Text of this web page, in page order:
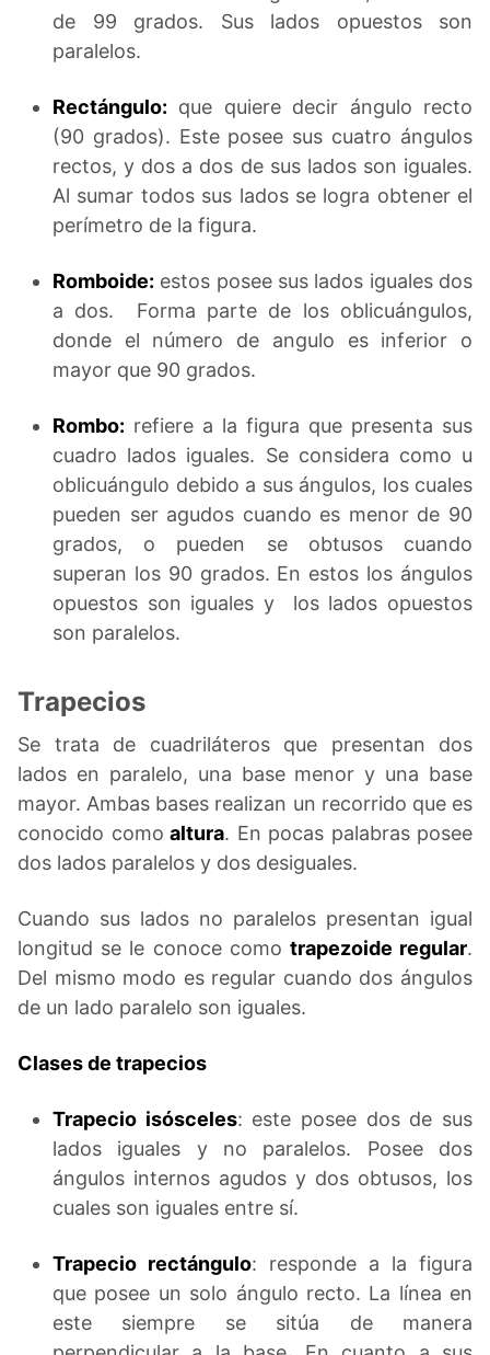
de 99 grados. Sus lados opuestos son
paralelos.
Rectángulo: que quiere decir ángulo recto
(90 grados). Este posee sus cuatro ángulos
rectos, y dos a dos de sus lados son iguales.
Al sumar todos sus lados se logra obtener el
perímetro de la figura.
Romboide: estos posee sus lados iguales dos
a dos. Forma parte de los oblicuángulos,
donde el número de angulo es inferior o
mayor que 90 grados.
Rombo: refiere a la figura que presenta sus
cuadro lados iguales. Se considera como u
oblicuángulo debido a sus ángulos, los cuales
pueden ser agudos cuando es menor de 90
grados, o pueden se obtusos cuando
superan los 90 grados. En estos los ángulos
opuestos son iguales y los lados opuestos
son paralelos.
Trapecios
Se trata de cuadriláteros que presentan dos
lados en paralelo, una base menor y una base
mayor. Ambas bases realizan un recorrido que es
conocido como altura. En pocas palabras posee
dos lados paralelos y dos desiguales.
Cuando sus lados no paralelos presentan igual
longitud se le conoce como trapezoide regular.
Del mismo modo es regular cuando dos ángulos
de un lado paralelo son iguales.
Clases de trapecios
Trapecio isósceles: este posee dos de sus
lados iguales y no paralelos. Posee dos
ángulos internos agudos y dos obtusos, los
cuales son iguales entre sí.
Trapecio rectángulo: responde a la figura
que posee un solo ángulo recto. La línea en
este siempre se sitúa de manera